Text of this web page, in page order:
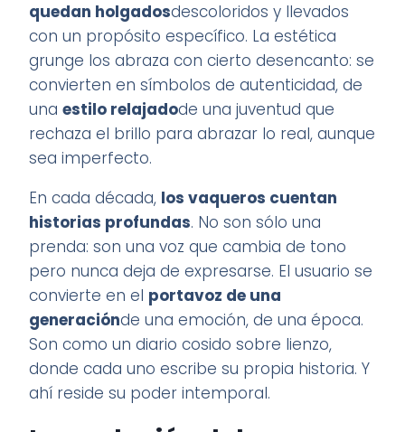
quedan holgadosdescoloridos y llevados
con un propósito específico. La estética
grunge los abraza con cierto desencanto: se
convierten en símbolos de autenticidad, de
unaestilo relajadode una juventud que
rechaza el brillo para abrazar lo real, aunque
sea imperfecto.
En cada década, los vaqueros cuentan
historias profundas. No son sólo una
prenda: son una voz que cambia de tono
pero nunca deja de expresarse. El usuario se
convierte en el portavoz de una
generaciónde una emoción, de una época.
Son como un diario cosido sobre lienzo,
donde cada uno escribe su propia historia. Y
ahí reside su poder intemporal.